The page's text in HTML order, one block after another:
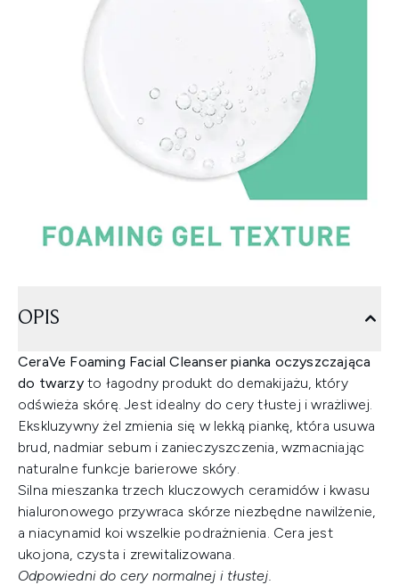
OPIS
CeraVe Foaming Facial Cleanser pianka oczyszczająca
do twarzyto łagodny produkt do demakijażu, który
odświeża skórę. Jest idealny do cery tłustej i wrażliwej.
Ekskluzywny żel zmienia się w lekką piankę, która usuwa
brud, nadmiar sebum i zanieczyszczenia, wzmacniając
naturalne funkcje barierowe skóry.
Silna mieszanka trzech kluczowych ceramidów i kwasu
hialuronowego przywraca skórze niezbędne nawilżenie,
a niacynamid koi wszelkie podrażnienia. Cera jest
ukojona, czysta i zrewitalizowana.
Odpowiedni do cery normalnej i tłustej.